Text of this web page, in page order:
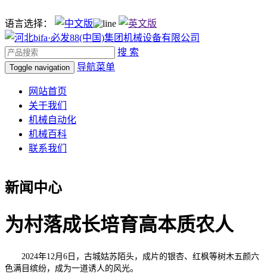
语言选择：
搜 索
Toggle navigation 导航菜单
网站首页
关于我们
机械自动化
机械百科
联系我们
新闻中心
为村落成长培育高本质农人
2024年12月6日，古城姑苏陌头，成片的银杏、红枫等树木五颜六
色满目缤纷，成为一道诱人的风光。